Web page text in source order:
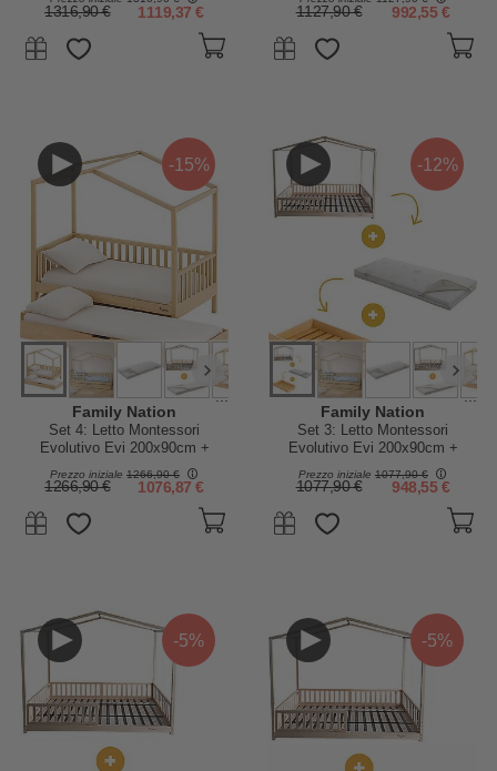
cm Antiacaro per Letto +
1316,90 € 1119,37 € cm Antiacaro
1127,90 € 992,55 €
-15%
...
Family Nation
Set 4: Letto Montessori
Evolutivo Evi 200x90cm +
Letto/Cassetto + Materasso 12
cm Aloe Vera per Letto +
Prezzo iniziale 1266,90 €
1266,90 € 1076,87 €
-12%
...
Family Nation
Set 3: Letto Montessori
Evolutivo Evi 200x90cm +
Letto/Cassetto + Materasso 12
cm Aloe Vera
Prezzo iniziale 1077,90 €
1077,90 € 948,55 €
-5% -5%